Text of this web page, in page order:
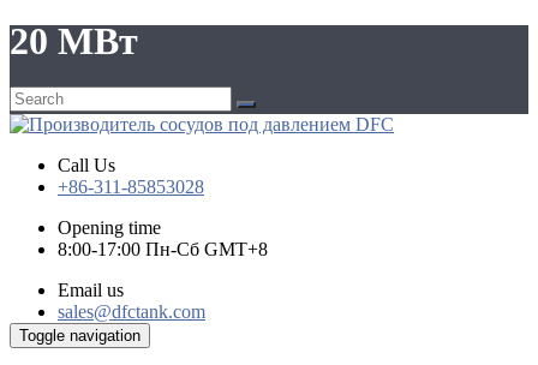
20 МВт
Call Us
+86-311-85853028
Opening time
8:00-17:00 Пн-Сб GMT+8
Email us
sales@dfctank.com
Toggle navigation